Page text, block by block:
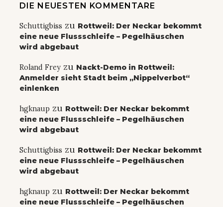
DIE NEUESTEN KOMMENTARE
Schuttigbiss zu Rottweil: Der Neckar bekommt
eine neue Flussschleife – Pegelhäuschen
wird abgebaut
Roland Frey zu Nackt-Demo in Rottweil:
Anmelder sieht Stadt beim „Nippelverbot“
einlenken
hgknaup zu Rottweil: Der Neckar bekommt
eine neue Flussschleife – Pegelhäuschen
wird abgebaut
Schuttigbiss zu Rottweil: Der Neckar bekommt
eine neue Flussschleife – Pegelhäuschen
wird abgebaut
hgknaup zu Rottweil: Der Neckar bekommt
eine neue Flussschleife – Pegelhäuschen